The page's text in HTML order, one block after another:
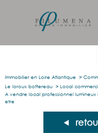
Immobilier en Loire Atlantique
Le loroux bottereau
Local
A vendre local professionnel
etre